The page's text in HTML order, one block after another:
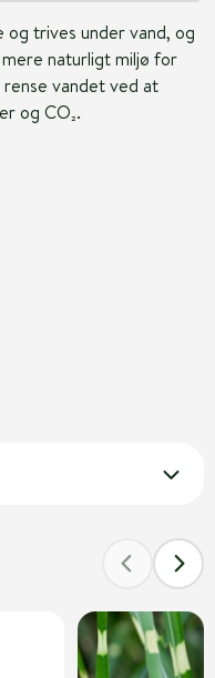
og trives under vand, og
naturligt miljø for
vandet ved at
og CO₂.